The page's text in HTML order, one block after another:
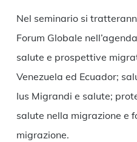
Nel seminario si
Forum Globale
salute e prospettive
Venezuela ed Ecuador;
Ius Migrandi e salute;
salute nella migrazione e
migrazione.